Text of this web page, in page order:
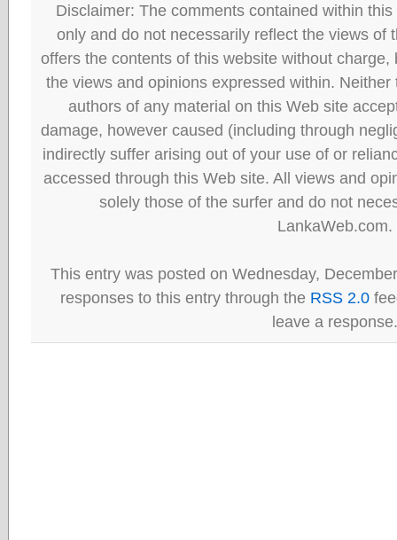
Disclaimer: The comments contained within
only and do not necessarily reflect the views of
offers the contents of this website without
the views and opinions expressed within.
authors of any material on this Web site
damage, however caused (including through
indirectly suffer arising out of your use of or
accessed through this Web site. All views and
solely those of the surfer and do not
LankaWeb.com.
This entry was posted on Wednesday,
responses to this entry through the RSS 2.0
leave a response.